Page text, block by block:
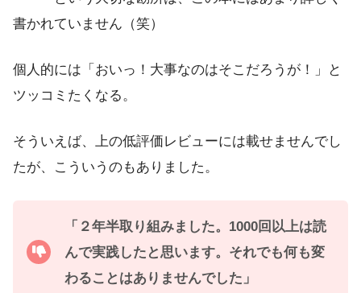
書かれていません（笑）
個人的には「おいっ！大事なのはそこだろうが！」と
ツッコミたくなる。
そういえば、上の低評価レビューには載せませんでし
たが、こういうのもありました。
「２年半取り組みました。1000回以上は読
んで実践したと思います。それでも何も変
わることはありませんでした」